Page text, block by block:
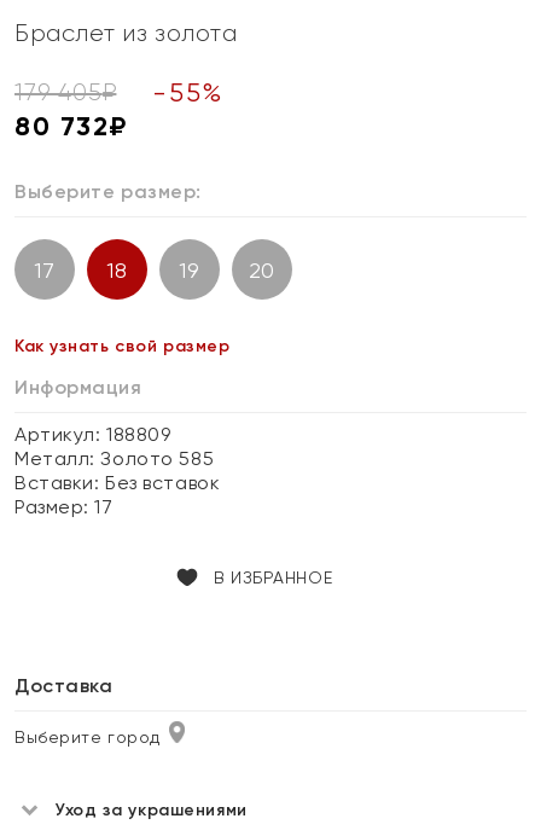
Браслет из золота
179 405₽ - 55%
80 732₽
Выберите размер:
17 18 19 20
Как узнать свой размер
Информация
Артикул: 188809
Металл:Золото 585
Вставки:Без вставок
Размер:17
В ИЗБРАННОЕ
Доставка
Выберите город
Уход за украшениями